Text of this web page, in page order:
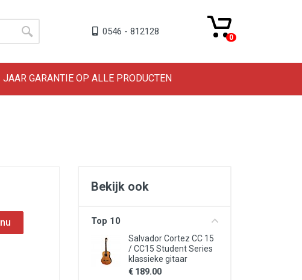
0546 - 812128
0
GARANTIE OP ALLE PRODUCTEN
Bekijk ook
Top 10
Salvador Cortez CC 15
/ CC15 Student Series
klassieke gitaar
€ 189.00